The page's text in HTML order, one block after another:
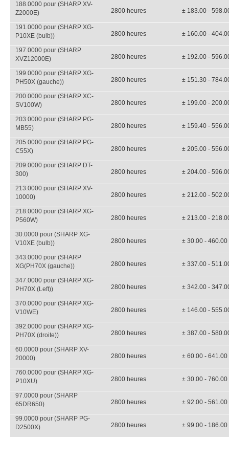
188.0000 pour (SHARP XV-
Z2000E)
2800 heures ± 183.00 -
191.0000 pour (SHARP XG-
P10XE (bulb))
2800 heures ± 160.00 -
197.0000 pour (SHARP
XVZ12000E)
2800 heures ± 192.00 -
199.0000 pour (SHARP XG-
PH50X (gauche))
2800 heures ± 151.30 -
200.0000 pour (SHARP XC-
SV100W)
2800 heures ± 199.00 -
203.0000 pour (SHARP PG-
MB55)
2800 heures ± 159.40 -
205.0000 pour (SHARP PG-
C55X)
2800 heures ± 205.00 -
209.0000 pour (SHARP DT-
300)
2800 heures ± 204.00 -
213.0000 pour (SHARP XV-
10000)
2800 heures ± 212.00 -
218.0000 pour (SHARP XG-
P560W)
2800 heures ± 213.00 -
30.0000 pour (SHARP XG-
V10XE (bulb))
2800 heures ± 30.00 - 460.00
343.0000 pour (SHARP
XG(PH70X (gauche))
2800 heures ± 337.00 -
347.0000 pour (SHARP XG-
PH70X (Left))
2800 heures ± 342.00 -
370.0000 pour (SHARP XG-
V10WE)
2800 heures ± 146.00 -
392.0000 pour (SHARP XG-
PH70X (droite))
2800 heures ± 387.00 -
60.0000 pour (SHARP XV-
20000)
2800 heures ± 60.00 - 641.00
760.0000 pour (SHARP XG-
P10XU)
2800 heures ± 30.00 - 760.00
97.0000 pour (SHARP
65DR650)
2800 heures ± 92.00 - 561.00
99.0000 pour (SHARP PG-
D2500X)
2800 heures ± 99.00 - 186.00